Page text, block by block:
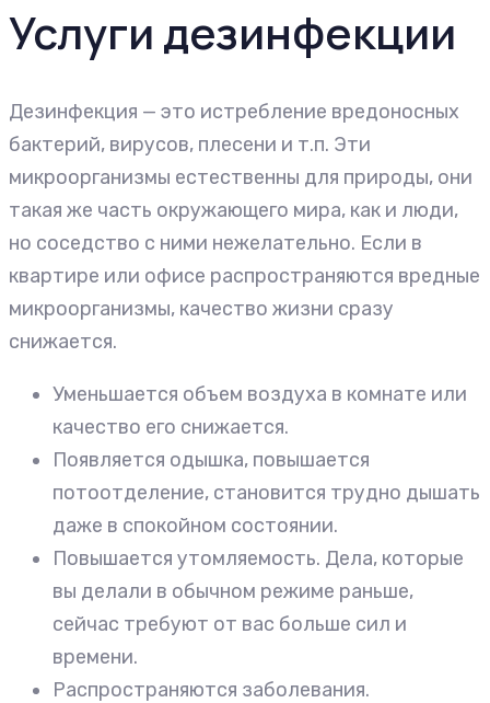
Услуги дезинфекции
Дезинфекция — это истребление вредоносных
бактерий, вирусов, плесени и т.п. Эти
микроорганизмы естественны для природы, они
такая же часть окружающего мира, как и люди,
но соседство с ними нежелательно. Если в
квартире или офисе распространяются вредные
микроорганизмы, качество жизни сразу
снижается.
Уменьшается объем воздуха в комнате или
качество его снижается.
Появляется одышка, повышается
потоотделение, становится трудно дышать
даже в спокойном состоянии.
Повышается утомляемость. Дела, которые
вы делали в обычном режиме раньше,
сейчас требуют от вас больше сил и
времени.
Распространяются заболевания.